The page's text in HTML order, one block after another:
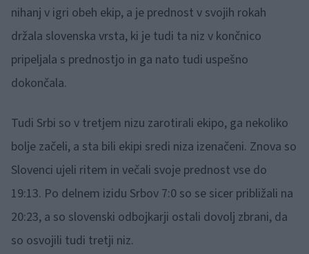
nihanj v igri obeh ekip, a je prednost v svojih rokah
držala slovenska vrsta, ki je tudi ta niz v končnico
pripeljala s prednostjo in ga nato tudi uspešno
dokončala.
Tudi Srbi so v tretjem nizu zarotirali ekipo, ga nekoliko
bolje začeli, a sta bili ekipi sredi niza izenačeni. Znova so
Slovenci ujeli ritem in večali svoje prednost vse do
19:13. Po delnem izidu Srbov 7:0 so se sicer približali na
20:23, a so slovenski odbojkarji ostali dovolj zbrani, da
so osvojili tudi tretji niz.